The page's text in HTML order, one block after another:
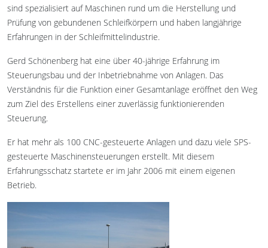
sind spezialisiert auf Maschinen rund um die Herstellung und
Prüfung von gebundenen Schleifkörpern und haben langjährige
Erfahrungen in der Schleifmittelindustrie.
Gerd Schönenberg hat eine über 40-jährige Erfahrung im
Steuerungsbau und der Inbetriebnahme von Anlagen. Das
Verständnis für die Funktion einer Gesamtanlage eröffnet den Weg
zum Ziel des Erstellens einer zuverlässig funktionierenden
Steuerung.
Er hat mehr als 100 CNC-gesteuerte Anlagen und dazu viele SPS-
gesteuerte Maschinensteuerungen erstellt. Mit diesem
Erfahrungsschatz startete er im Jahr 2006 mit einem eigenen
Betrieb.